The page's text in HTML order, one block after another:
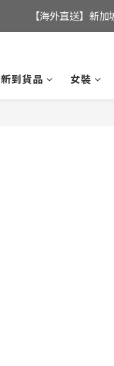
全店滿$350，即可享
【海外直送】新
新到貨品 女裝